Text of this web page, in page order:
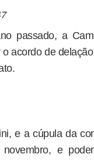
passado, a
acordo de
e a cúpula da
novembro, e